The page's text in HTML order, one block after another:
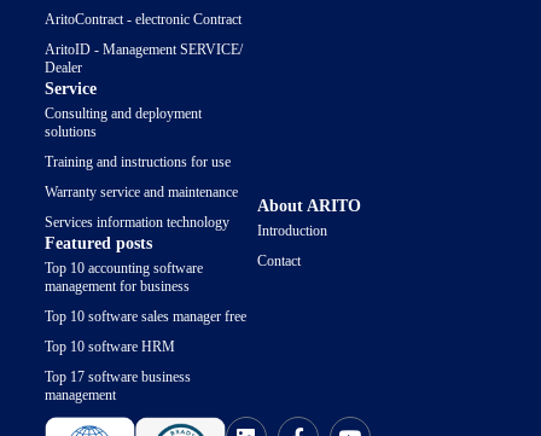
AritoContract - electronic Contract
AritoID - Management SERVICE/
Dealer
Service
Consulting and deployment
solutions
Training and instructions for use
Warranty service and maintenance
Services information technology
Featured posts
Top 10 accounting software
management for business
Top 10 software sales manager free
Top 10 software HRM
Top 17 software business
management
About ARITO
Introduction
Contact